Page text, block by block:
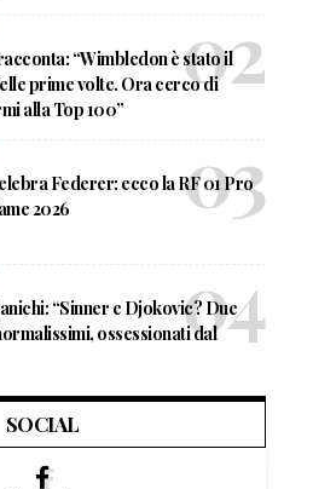
“Wimbledon è stato il
prime volte. Ora cerco di
alla Top 100”
Federer: ecco la RF 01 Pro
2026
“Sinner e Djokovic? Due
ossessionati dal
SOCIAL